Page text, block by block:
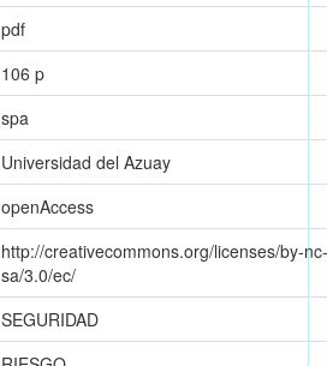
pdf
106 p
spa
Universidad del Azuay
openAccess
http://creativecommons.org/licenses/by-nc-
sa/3.0/ec/
SEGURIDAD